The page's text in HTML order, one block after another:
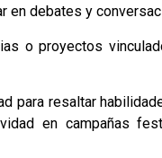
en debates y
o proyectos
para resaltar
en campañas